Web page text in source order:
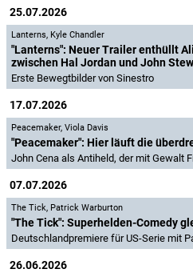
25.07.2026
Lanterns, Kyle Chandler
"Lanterns": Neuer Trailer enthüllt
zwischen Hal Jordan und John
Erste Bewegtbilder von Sinestro
17.07.2026
Peacemaker, Viola Davis
"Peacemaker": Hier läuft die
John Cena als Antiheld, der mit Gewalt
07.07.2026
The Tick, Patrick Warburton
"The Tick": Superhelden-Comedy
Deutschlandpremiere für US-Serie mit
26.06.2026